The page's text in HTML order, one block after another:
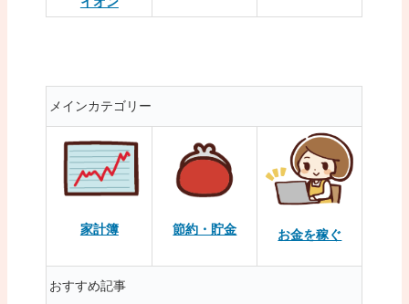
メインカテゴリー
家計簿 節約・貯金 お金を稼ぐ
おすすめ記事